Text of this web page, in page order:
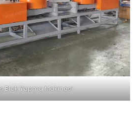
Blok Yapma Makinesi